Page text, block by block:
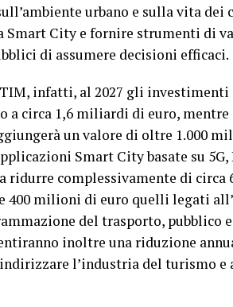
urbano e sulla vita
City e fornire strumenti di
di assumere decisioni efficaci.
infatti, al 2027 gli
a circa 1,6 miliardi di euro,
un valore di oltre 1.000
Smart City basate su
complessivamente di circa
milioni di euro quelli legati
del trasporto, pubblico
inoltre una riduzione
l’industria del turismo